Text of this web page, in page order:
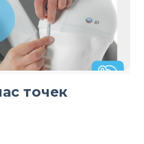
точек